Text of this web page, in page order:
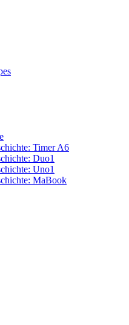
Timer A6
Duo1
Uno1
MaBook